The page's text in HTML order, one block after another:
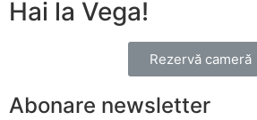
Hai la Vega!
Rezervă cameră
Abonare newsletter